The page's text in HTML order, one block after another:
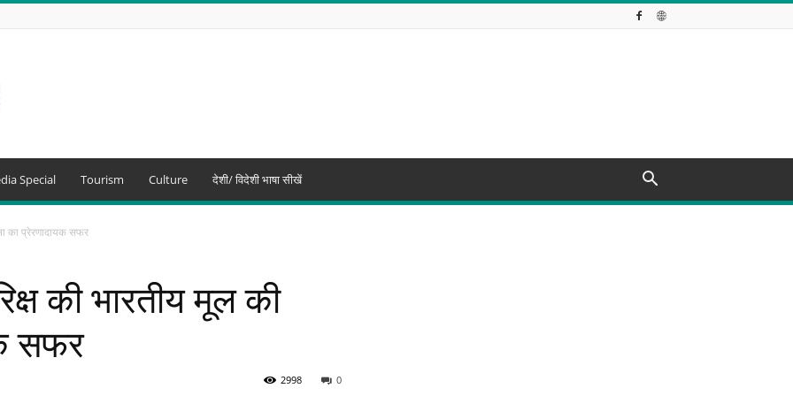
Special Tourism Culture देशी/ विदेशी भाषा सीखें
का प्रेरणादायक सफर
की भारतीय मूल की
सफर
0
2998